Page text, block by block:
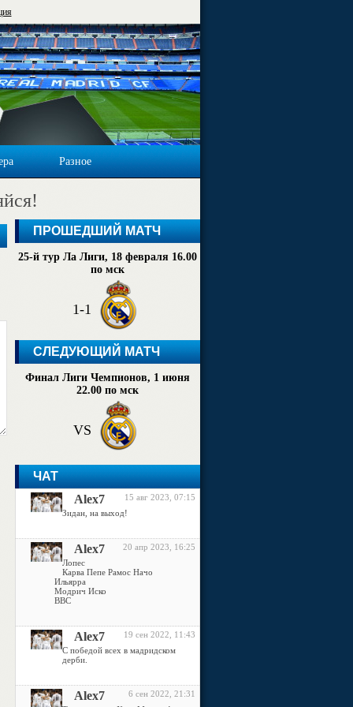
Разное
ПРОШЕДШИЙ МАТЧ
25-й тур Ла Лиги, 18 февраля 16.00
по мск
1-1
СЛЕДУЮЩИЙ МАТЧ
Финал Лиги Чемпионов, 1 июня
22.00 по мск
VS
ЧАТ
Alex7
15 авг 2023, 07:15
Зидан, на выход!
Alex7
20 апр 2023, 16:25
Лопес
Карва Пепе Рамос Начо
Ильярра
Модрич Иско
ВВС
Alex7
19 сен 2022, 11:43
С победой всех в мадридском
дерби.
Alex7
6 сен 2022, 21:31